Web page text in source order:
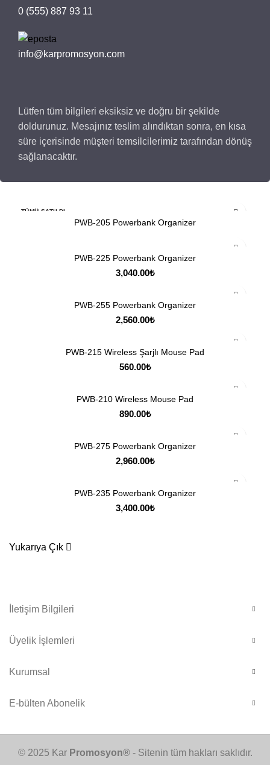
0 (555) 887 93 11
info@karpromosyon.com
Lütfen tüm bilgileri eksiksiz ve doğru bir şekilde
doldurunuz. Mesajınız teslim alındıktan sonra, en kısa
süre içerisinde müşteri temsilcilerimiz tarafından dönüş
sağlanacaktır.
TÜMÜ SATILDI
PWB-205 Powerbank Organizer
PWB-225 Powerbank Organizer
3,040.00₺
PWB-255 Powerbank Organizer
2,560.00₺
PWB-215 Wireless Şarjlı Mouse Pad
560.00₺
PWB-210 Wireless Mouse Pad
890.00₺
PWB-275 Powerbank Organizer
2,960.00₺
PWB-235 Powerbank Organizer
3,400.00₺
Yukarıya Çık
İletişim Bilgileri
Üyelik İşlemleri
Kurumsal
E-bülten Abonelik
© 2025 KarPromosyon®- Sitenin tüm hakları saklıdır.